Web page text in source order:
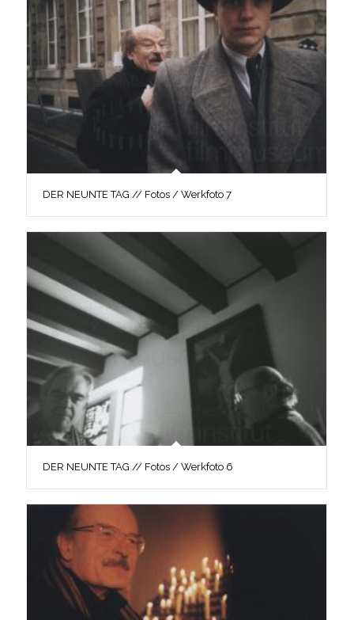
DER NEUNTE TAG // Fotos / Werkfoto 7
DER NEUNTE TAG // Fotos / Werkfoto 6